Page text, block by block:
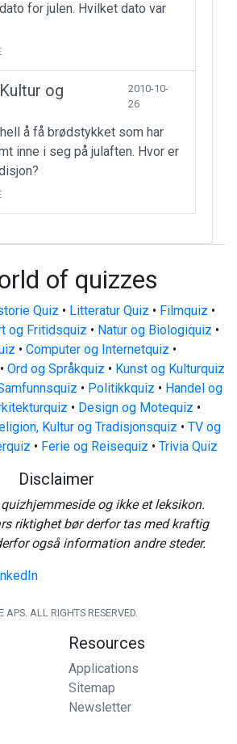
for julen. Hvilket dato var
og
2010-10-
26
å få brødstykket som har
inne i seg på julaften. Hvor er
of quizzes
Quiz • Litteratur Quiz • Filmquiz •
og Fritidsquiz • Natur og Biologiquiz •
• Computer og Internetquiz •
• Ord og Språkquiz • Kunst og Kulturquiz
• Politikkquiz • Handel og
• Design og Motequiz •
Kultur og Tradisjonsquiz • TV og
• Ferie og Reisequiz • Trivia Quiz
Disclaimer
og ikke et leksikon.
riktighet bør derfor tas med kraftig
også information andre steder.
ALL RIGHTS RESERVED.
Resources
Applications
Sitemap
Newsletter